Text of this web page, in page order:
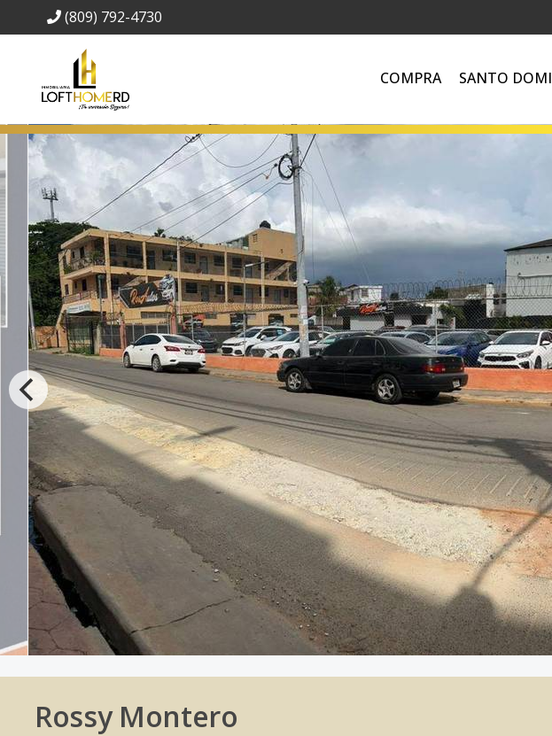
(809) 792-4730
COMPRA SANTO
Rossy Montero